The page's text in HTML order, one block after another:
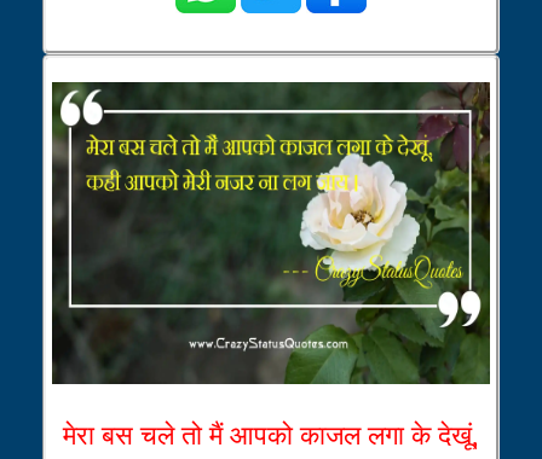
मेरा बस चले तो मैं आपको काजल लगा के देखूं,